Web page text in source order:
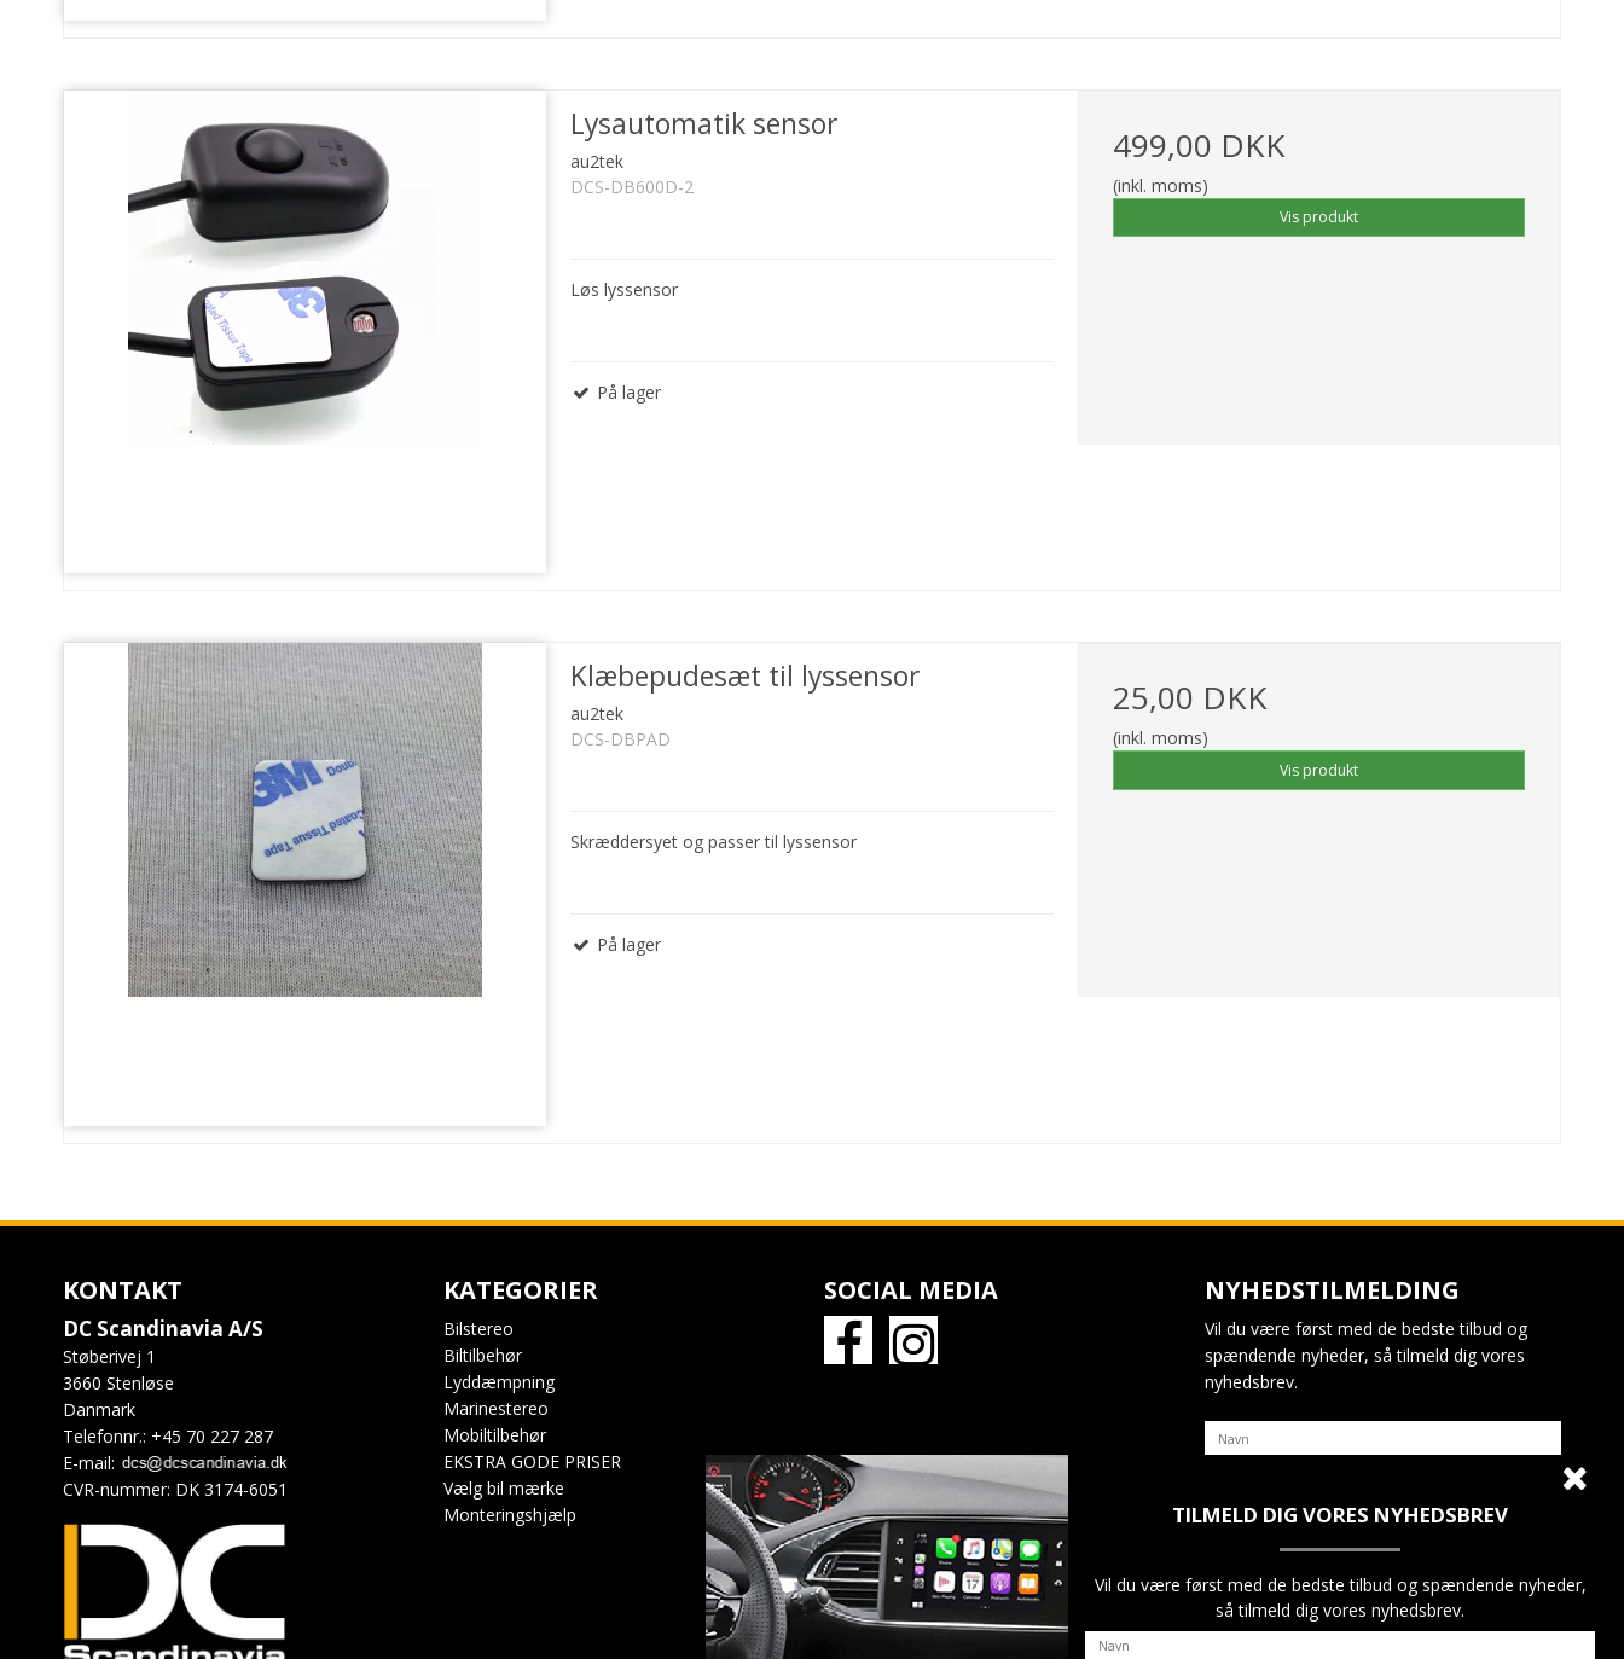
Lysautomatik sensor
au2tek
DCS-DB600D-2
Løs lyssensor
På lager
499,00 DKK
(inkl. moms)
Vis produkt
Klæbepudesæt til lyssensor
au2tek
DCS-DBPAD
Skræddersyet og passer til lyssensor
På lager
25,00 DKK
(inkl. moms)
Vis produkt
KONTAKT
DC Scandinavia A/S
Støberivej 1
3660 Stenløse
Danmark
Telefonnr.: +45 70 227 287
E-mail:
CVR-nummer: DK 3174-6051
KATEGORIER
Bilstereo
Biltilbehør
Lyddæmpning
Marinestereo
Mobiltilbehør
EKSTRA GODE PRISER
Vælg bil mærke
Monteringshjælp
SOCIAL MEDIA NYHEDSTILMELDING
Vil du være først med de bedste tilbud og
spændende nyheder, så tilmeld dig vores
nyhedsbrev.
Jeg vil gerne tilmeldes nyhedsbrevet
GODKEND
TILMELD DIG VORES NYHEDSBREV
Vil du være først med de bedste tilbud og spændende nyheder,
så tilmeld dig vores nyhedsbrev.